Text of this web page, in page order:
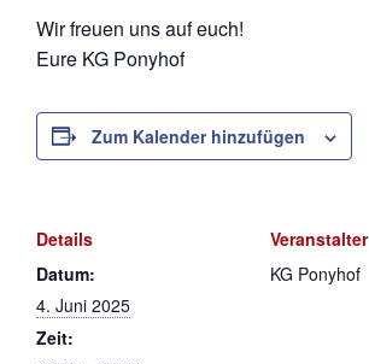
Wir freuen uns auf euch!
Eure KG Ponyhof
Zum Kalender hinzufügen
Details
Datum:
4. Juni 2025
Zeit:
Veranstalter
KG Ponyhof